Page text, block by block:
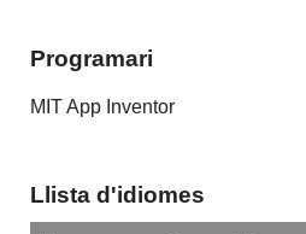
Programari
MIT App Inventor
Llista d'idiomes